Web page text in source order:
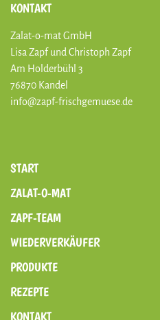
KONTAKT
Zalat-o-mat GmbH
Lisa Zapf und Christoph Zapf
Am Holderbühl 3
76870 Kandel
info@zapf-frischgemuese.de
START
ZALAT-O-MAT
ZAPF-TEAM
WIEDERVERKÄUFER
PRODUKTE
REZEPTE
KONTAKT